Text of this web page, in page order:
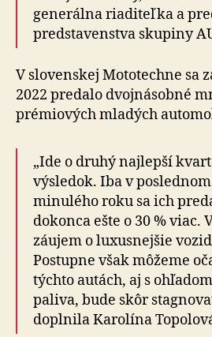
generálna riaditeľka a
predstavenstva skupiny
V slovenskej Mototechne sa
2022 predalo dvojnásobné
prémiových mladých
„Ide o druhý najlepší
výsledok. Iba v
minulého roku sa ich
dokonca ešte o 30 % viac.
záujem o luxusnejšie
Postupne však môžeme
týchto autách, aj s
paliva, bude skôr
doplnila Karolína